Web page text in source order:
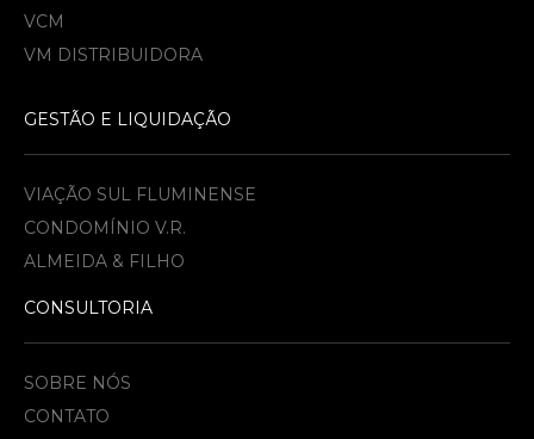
VCM
VM DISTRIBUIDORA
GESTÃO E LIQUIDAÇÃO
VIAÇÃO SUL FLUMINENSE
CONDOMÍNIO V.R.
ALMEIDA & FILHO​
CONSULTORIA
SOBRE NÓS
CONTATO